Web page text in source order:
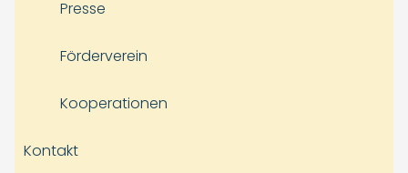
Presse
Förderverein
Kooperationen
Kontakt